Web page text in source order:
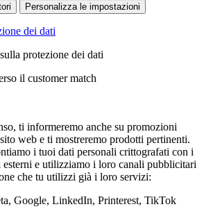
Personalizza le impostazioni
dei dati
protezione dei dati
il customer match
ti informeremo anche su promozioni
web e ti mostreremo prodotti pertinenti.
i tuoi dati personali crittografati con i
e utilizziamo i loro canali pubblicitari
che tu utilizzi già i loro servizi:
Google, LinkedIn, Printerest, TikTok